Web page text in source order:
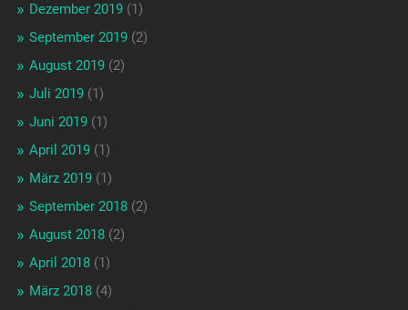
Dezember 2019(1)
September 2019(2)
August 2019(2)
Juli 2019(1)
Juni 2019(1)
April 2019(1)
März 2019(1)
September 2018(2)
August 2018(2)
April 2018(1)
März 2018(4)